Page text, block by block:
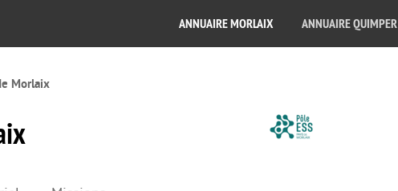
ANNUAIRE MORLAIX ANNUAIRE QUIMPER
Morlaix